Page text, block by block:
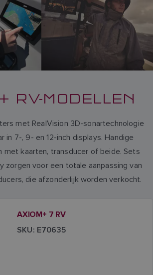
RV-MODELLEN
met RealVision 3D-sonartechnologie
in 7-, 9- en 12-inch displays. Handige
met kaarten, transducer of beide. Sets
zorgen voor een totale aanpassing van
die afzonderlijk worden verkocht.
AXIOM+ 7 RV
SKU: E70635